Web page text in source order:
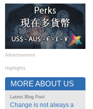
Advertisement
Highlights
MORE ABOUT US
Latest Blog Post
Change is not always a